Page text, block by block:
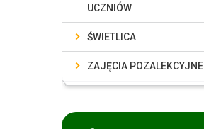
UCZNIÓW
ŚWIETLICA
ZAJĘCIA POZALEKCYJNE